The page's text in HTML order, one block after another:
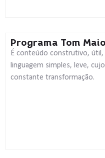
Programa Tom
É conteúdo construtivo, útil,
linguagem simples, leve,
constante transformação.